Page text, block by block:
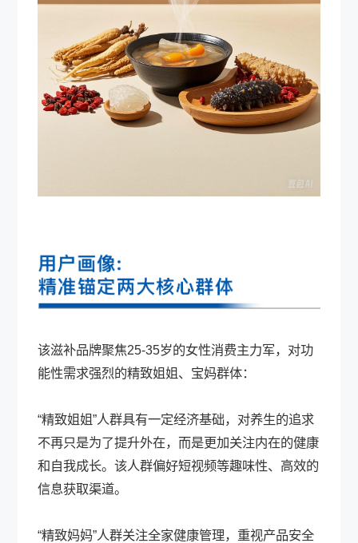
该滋补品牌聚焦25-35岁的女性消费主力军，对功
能性需求强烈的精致姐姐、宝妈群体：
“精致姐姐”人群具有一定经济基础，对养生的追求
不再只是为了提升外在，而是更加关注内在的健康
和自我成长。该人群偏好短视频等趣味性、高效的
信息获取渠道。
“精致妈妈”人群关注全家健康管理，重视产品安全